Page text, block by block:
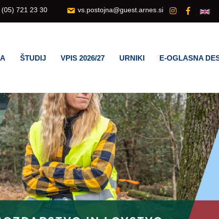
(05) 721 23 30 vs.postojna@guest.arnes.si
ŠTUDIJ VPIS 2026/27 URNIKI E-OGLASNA